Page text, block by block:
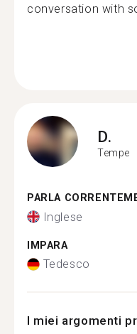
conversation with
D.
Tempe
PARLA
Inglese
IMPARA
Tedesco
I miei argomenti